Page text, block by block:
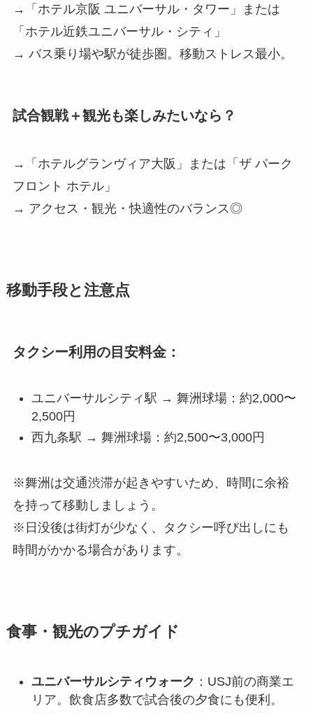
→「ホテル京阪 ユニバーサル・タワー」または
「ホテル近鉄ユニバーサル・シティ」
→ バス乗り場や駅が徒歩圏。移動ストレス最小。
試合観戦＋観光も楽しみたいなら？
→「ホテルグランヴィア大阪」または「ザ パーク
フロント ホテル」
→ アクセス・観光・快適性のバランス◎
移動手段と注意点
タクシー利用の目安料金：
ユニバーサルシティ駅 → 舞洲球場：約2,000〜
2,500円
西九条駅 → 舞洲球場：約2,500〜3,000円
※舞洲は交通渋滞が起きやすいため、時間に余裕
を持って移動しましょう。
※日没後は街灯が少なく、タクシー呼び出しにも
時間がかかる場合があります。
食事・観光のプチガイド
ユニバーサルシティウォーク ：USJ前の商業エ
リア。飲食店多数で試合後の夕食にも便利。